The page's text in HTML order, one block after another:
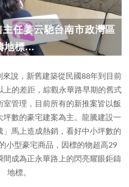
主任姜云馳台南市政灣區
地標...
說，新舊建築從民國88年到目前
上的差距，綜觀永華路早期的舊式
室管理，目前所有的新推案皆以飯
坪數的豪宅建案為主。龍騰建設一
馬上造成熱銷，看好中小坪數的
小型豪宅商品，因標的物超高29
間成為正永華路上的閃亮耀眼鉅鑄
地標。